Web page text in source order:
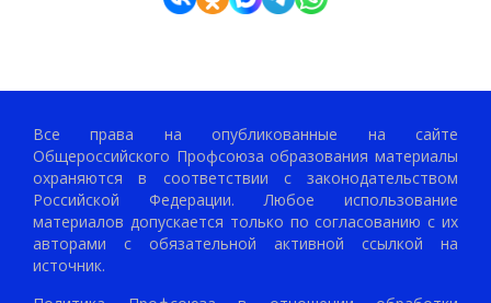
Все права на опубликованные на сайте
Общероссийского Профсоюза образования материалы
охраняются в соответствии с законодательством
Российской Федерации. Любое использование
материалов допускается только по согласованию с их
авторами с обязательной активной ссылкой на
источник.